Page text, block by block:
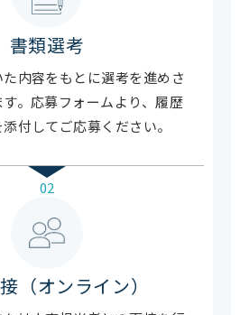
書類選考
内容をもとに選考を進めさ
。応募フォームより、履歴
付してご応募ください。
02
（オンライン）